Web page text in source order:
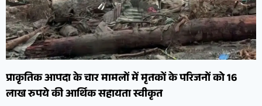
प्राकृतिक आपदा के चार मामलों में मृतकों के परिजनों को 16
लाख रुपये की आर्थिक सहायता स्वीकृत